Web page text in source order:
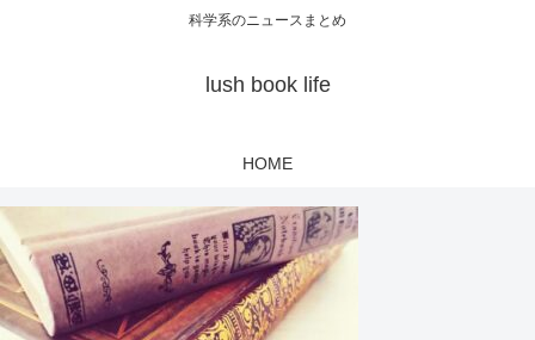
科学系のニュースまとめ
lush book life
HOME